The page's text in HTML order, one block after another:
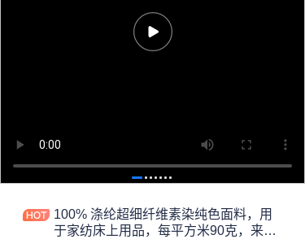
100% 涤纶超细纤维素染纯色面料，用
于家纺床上用品，每平方米90克，来自